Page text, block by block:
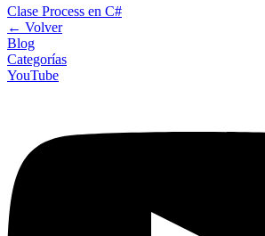
Clase Process en C#
← Volver
Blog
Categorías
YouTube